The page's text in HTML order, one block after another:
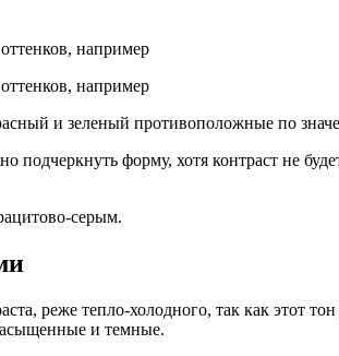
например
например
и зеленый противоположные по
форму, хотя контраст не
серым.
реже тепло-холодного, так как этот
и темные.